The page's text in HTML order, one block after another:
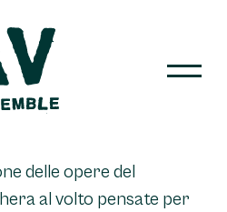
delle opere del
al volto pensate per